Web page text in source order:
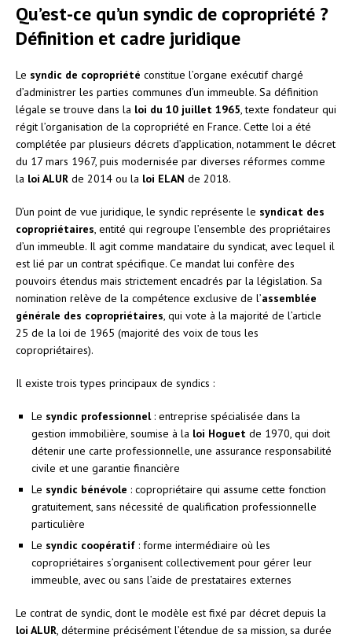
Qu’est-ce qu’un syndic de copropriété ?
Définition et cadre juridique
Le syndic de copropriété constitue l’organe exécutif chargé
d’administrer les parties communes d’un immeuble. Sa définition
légale se trouve dans la loi du 10 juillet 1965 , texte fondateur qui
régit l’organisation de la copropriété en France. Cette loi a été
complétée par plusieurs décrets d’application, notamment le décret
du 17 mars 1967, puis modernisée par diverses réformes comme
la loi ALUR de 2014 ou la loi ELAN de 2018.
D’un point de vue juridique, le syndic représente le syndicat des
copropriétaires , entité qui regroupe l’ensemble des propriétaires
d’un immeuble. Il agit comme mandataire du syndicat, avec lequel il
est lié par un contrat spécifique. Ce mandat lui confère des
pouvoirs étendus mais strictement encadrés par la législation. Sa
nomination relève de la compétence exclusive de l’assemblée
générale des copropriétaires , qui vote à la majorité de l’article
25 de la loi de 1965 (majorité des voix de tous les
copropriétaires).
Il existe trois types principaux de syndics :
Le syndic professionnel: entreprise spécialisée dans la
gestion immobilière, soumise à la loi Hoguet de 1970, qui doit
détenir une carte professionnelle, une assurance responsabilité
civile et une garantie financière
Le syndic bénévole : copropriétaire qui assume cette fonction
gratuitement, sans nécessité de qualification professionnelle
particulière
Le syndic coopératif : forme intermédiaire où les
copropriétaires s’organisent collectivement pour gérer leur
immeuble, avec ou sans l’aide de prestataires externes
Le contrat de syndic, dont le modèle est fixé par décret depuis la
loi ALUR , détermine précisément l’étendue de sa mission, sa durée